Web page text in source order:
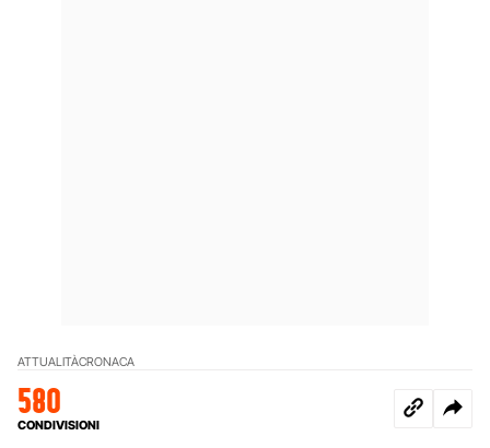
ATTUALITÀCRONACA
580
CONDIVISIONI